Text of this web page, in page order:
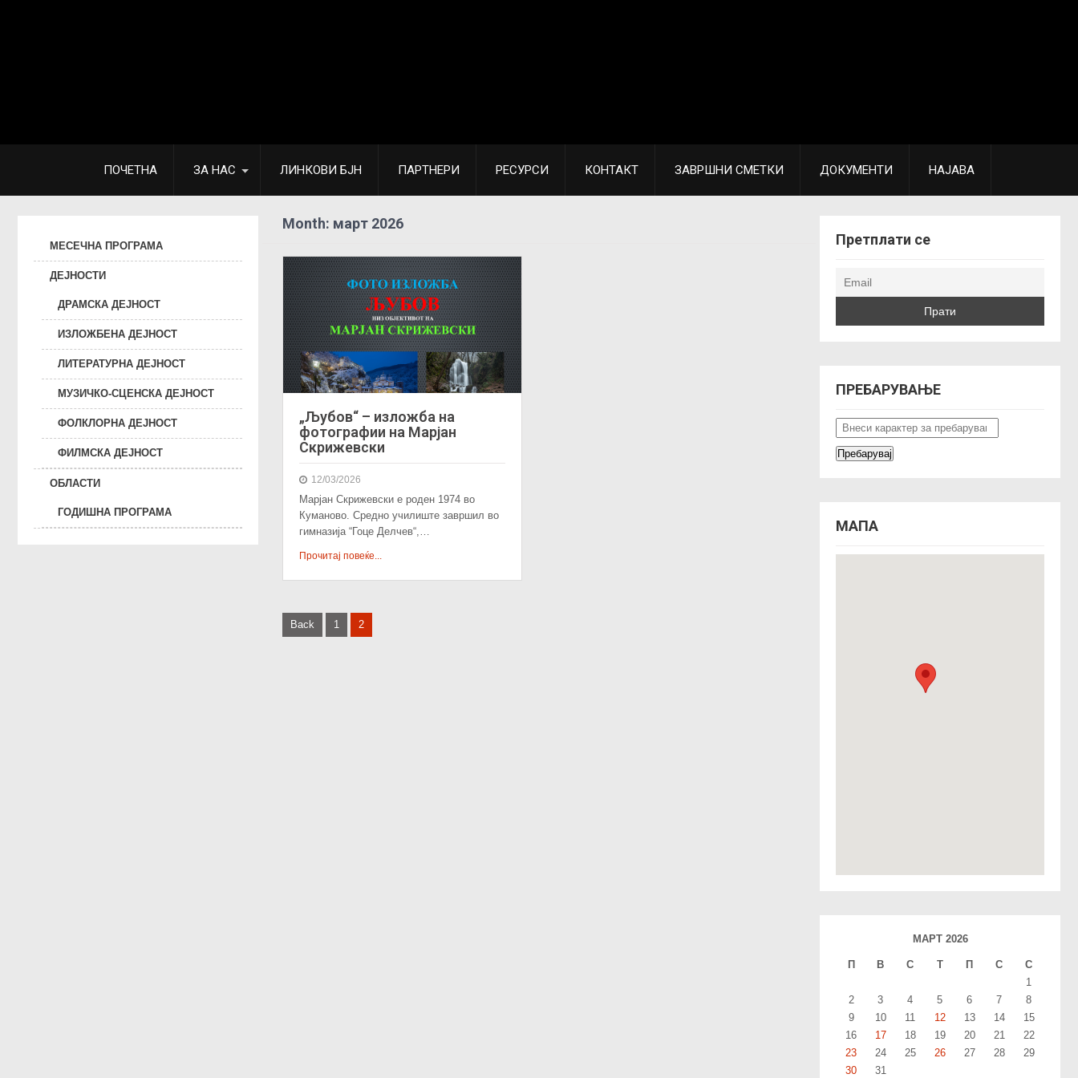
ПОЧЕТНА ЗА НАС ЛИНКОВИ БЈН ПАРТНЕРИ РЕСУРСИ КОНТАКТ ЗАВРШНИ СМЕТКИ ДОКУМЕНТИ НАЈАВА
МЕСЕЧНА ПРОГРАМА
ДЕЈНОСТИ
ДРАМСКА ДЕЈНОСТ
ИЗЛОЖБЕНА ДЕЈНОСТ
ЛИТЕРАТУРНА ДЕЈНОСТ
МУЗИЧКО-СЦЕНСКА ДЕЈНОСТ
ФОЛКЛОРНА ДЕЈНОСТ
ФИЛМСКА ДЕЈНОСТ
ОБЛАСТИ
ГОДИШНА ПРОГРАМА
Month: март 2026
„Љубов“ – изложба на
фотографии на Марјан
Скрижевски
12/03/2026
Марјан Скрижевски e роден 1974 во
Куманово. Средно училиште завршил во
гимназија “Гоце Делчев“,…
Прочитај повеќе...
P
Back 1 2
Претплати се
ПРЕБАРУВАЊЕ
МАПА
МАРТ 2026
П В С T П С
С
1
2
3 4 5 6 7
8
9
10 11 12 13 14
15
16
17 18 19 20 21
22
23
24 25 26 27 28
29
30
31